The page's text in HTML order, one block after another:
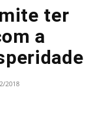
ter
a
2018